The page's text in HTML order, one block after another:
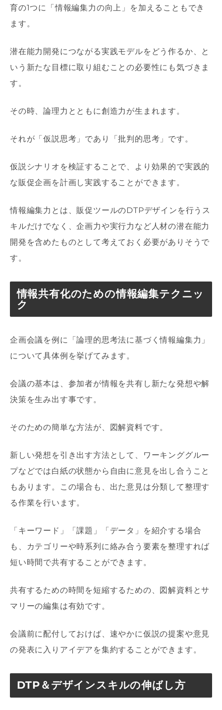
育の1つに「情報編集力の向上」を加えることもでき
ます。
潜在能力開発につながる実践モデルをどう作るか、と
いう新たな目標に取り組むことの必要性にも気づきま
す。
その時、論理力とともに創造力が生まれます。
それが「仮説思考」であり「批判的思考」です。
仮説シナリオを検証することで、より効果的で実践的
な販促企画を計画し実践することができます。
情報編集力とは、販促ツールのDTPデザインを行うス
キルだけでなく、企画力や実行力など人材の潜在能力
開発を含めたものとして考えておく必要がありそうで
す。
情報共有化のための情報編集テクニッ
ク
企画会議を例に「論理的思考法に基づく情報編集力」
について具体例を挙げてみます。
会議の基本は、参加者が情報を共有し新たな発想や解
決策を生み出す事です。
そのための簡単な方法が、図解資料です。
新しい発想を引き出す方法として、ワーキンググルー
プなどでは白紙の状態から自由に意見を出し合うこと
もあります。この場合も、出た意見は分類して整理す
る作業を行います。
「キーワード」「課題」「データ」を紹介する場合
も、カテゴリーや時系列に絡み合う要素を整理すれば
短い時間で共有することができます。
共有するための時間を短縮するための、図解資料とサ
マリーの編集は有効です。
会議前に配付しておけば、速やかに仮説の提案や意見
の発表に入りアイデアを集約することができます。
DTP＆デザインスキルの伸ばし方